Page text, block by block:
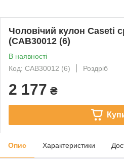
Чоловічий кулон Caseti
(CAB30012 (6)
В наявності
Код: CAB30012 (6)
Роздріб
2 177 ₴
Опис Характеристики